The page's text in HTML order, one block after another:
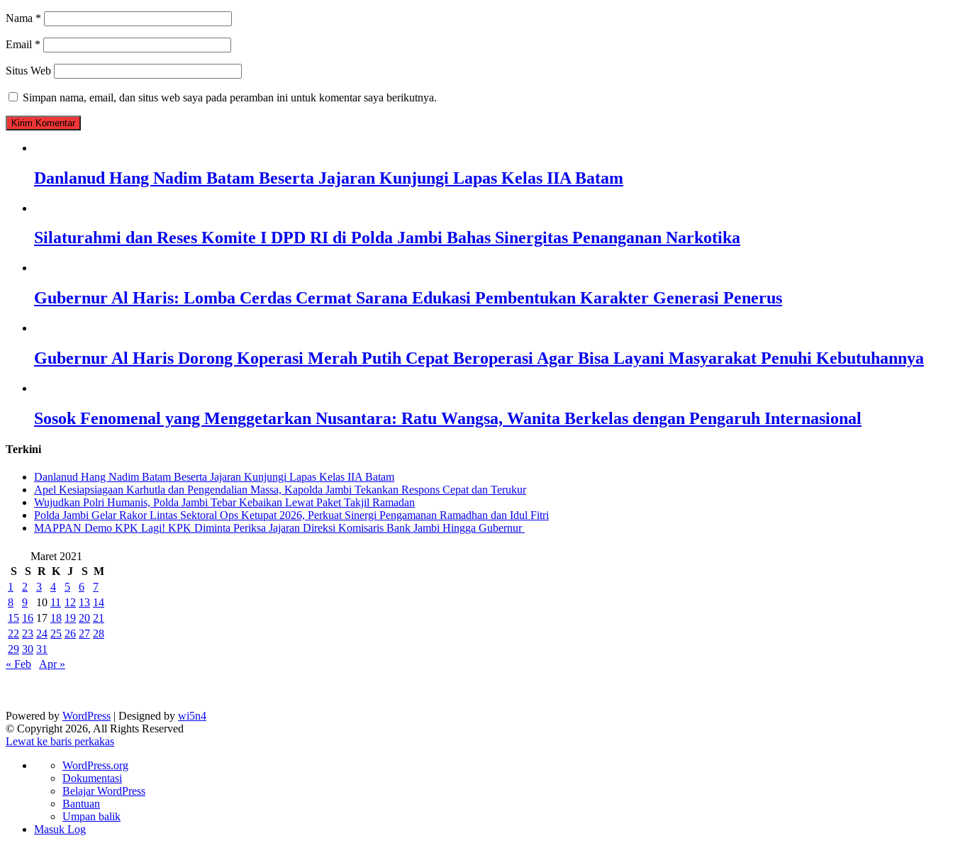
Nama *
Email *
Situs Web
Simpan nama, email, dan situs web saya pada peramban ini untuk komentar saya berikutnya.
Danlanud Hang Nadim Batam Beserta Jajaran Kunjungi Lapas Kelas IIA Batam
Silaturahmi dan Reses Komite I DPD RI di Polda Jambi Bahas Sinergitas Penanganan Narkotika
Gubernur Al Haris: Lomba Cerdas Cermat Sarana Edukasi Pembentukan Karakter Generasi Penerus
Gubernur Al Haris Dorong Koperasi Merah Putih Cepat Beroperasi Agar Bisa Layani Masyarakat Penuhi Kebutuhannya
Sosok Fenomenal yang Menggetarkan Nusantara: Ratu Wangsa, Wanita Berkelas dengan Pengaruh Internasional
Terkini
Danlanud Hang Nadim Batam Beserta Jajaran Kunjungi Lapas Kelas IIA Batam
Apel Kesiapsiagaan Karhutla dan Pengendalian Massa, Kapolda Jambi Tekankan Respons Cepat dan Terukur
Wujudkan Polri Humanis, Polda Jambi Tebar Kebaikan Lewat Paket Takjil Ramadan
Polda Jambi Gelar Rakor Lintas Sektoral Ops Ketupat 2026, Perkuat Sinergi Pengamanan Ramadhan dan Idul Fitri
‎MAPPAN Demo KPK Lagi! KPK Diminta Periksa Jajaran Direksi Komisaris Bank Jambi Hingga Gubernur ‎
Maret 2021
S
S R K J S M
1
2 3 4 5 6
7
8
9 10 11 12 13 14
15 16 17 18 19 20 21
22 23 24 25 26 27 28
29 30 31
« Feb
Apr »
Powered by WordPress | Designed by wi5n4
© Copyright 2026, All Rights Reserved
Lewat ke baris perkakas
Tentang
WordPress
WordPress.org
Dokumentasi
Belajar WordPress
Bantuan
Umpan balik
Masuk Log